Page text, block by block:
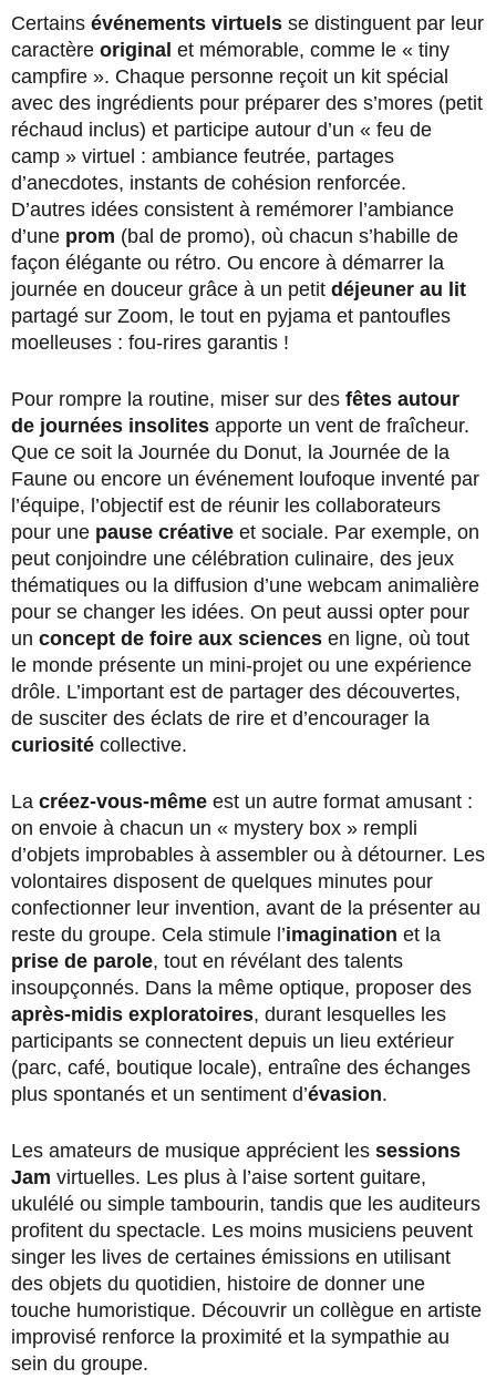
Certains événements virtuels se distinguent par leur
caractère original et mémorable, comme le « tiny
campfire ». Chaque personne reçoit un kit spécial
avec des ingrédients pour préparer des s’mores (petit
réchaud inclus) et participe autour d’un « feu de
camp » virtuel : ambiance feutrée, partages
d’anecdotes, instants de cohésion renforcée.
D’autres idées consistent à remémorer l’ambiance
d’une prom (bal de promo), où chacun s’habille de
façon élégante ou rétro. Ou encore à démarrer la
journée en douceur grâce à un petit déjeuner au lit
partagé sur Zoom, le tout en pyjama et pantoufles
moelleuses : fou-rires garantis !
Pour rompre la routine, miser sur des fêtes autour
de journées insolites apporte un vent de fraîcheur.
Que ce soit la Journée du Donut, la Journée de la
Faune ou encore un événement loufoque inventé par
l’équipe, l’objectif est de réunir les collaborateurs
pour une pause créative et sociale. Par exemple, on
peut conjoindre une célébration culinaire, des jeux
thématiques ou la diffusion d’une webcam animalière
pour se changer les idées. On peut aussi opter pour
un concept de foire aux sciences en ligne, où tout
le monde présente un mini-projet ou une expérience
drôle. L’important est de partager des découvertes,
de susciter des éclats de rire et d’encourager la
curiosité collective.
La créez-vous-même est un autre format amusant :
on envoie à chacun un « mystery box » rempli
d’objets improbables à assembler ou à détourner. Les
volontaires disposent de quelques minutes pour
confectionner leur invention, avant de la présenter au
reste du groupe. Cela stimule l’imagination et la
prise de parole, tout en révélant des talents
insoupçonnés. Dans la même optique, proposer des
après-midis exploratoires, durant lesquelles les
participants se connectent depuis un lieu extérieur
(parc, café, boutique locale), entraîne des échanges
plus spontanés et un sentiment d’évasion.
Les amateurs de musique apprécient les sessions
Jam virtuelles. Les plus à l’aise sortent guitare,
ukulélé ou simple tambourin, tandis que les auditeurs
profitent du spectacle. Les moins musiciens peuvent
singer les lives de certaines émissions en utilisant
des objets du quotidien, histoire de donner une
touche humoristique. Découvrir un collègue en artiste
improvisé renforce la proximité et la sympathie au
sein du groupe.